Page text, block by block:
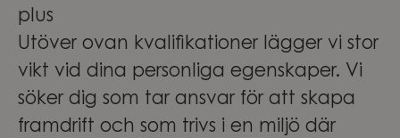
plus
Utöver ovan kvalifikationer lägger vi stor
vikt vid dina personliga egenskaper. Vi
söker dig som tar ansvar för att skapa
framdrift och som trivs i en miljö där